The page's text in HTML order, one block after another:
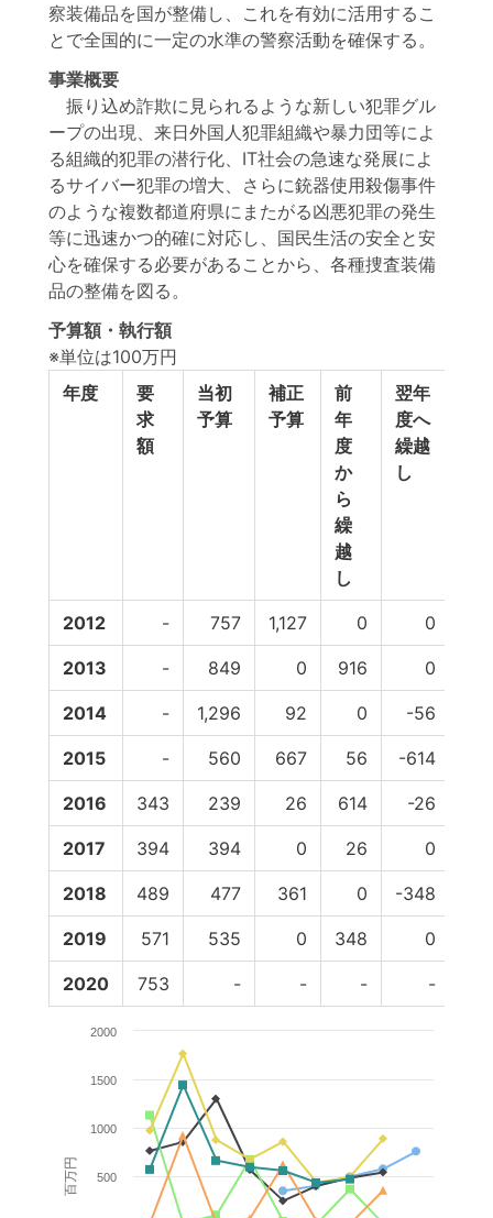
察装備品を国が整備し、これを有効に活用するこ
とで全国的に一定の水準の警察活動を確保する。
事業概要
振り込め詐欺に見られるような新しい犯罪グル
ープの出現、来日外国人犯罪組織や暴力団等によ
る組織的犯罪の潜行化、IT社会の急速な発展によ
るサイバー犯罪の増大、さらに銃器使用殺傷事件
のような複数都道府県にまたがる凶悪犯罪の発生
等に迅速かつ的確に対応し、国民生活の安全と安
心を確保する必要があることから、各種捜査装備
品の整備を図る。
予算額・執行額
※単位は100万円
年度
要
求
額
当初
予算
補正
予算
前
年
度
か
ら
繰
越
し
翌年
度へ
繰越
し
2012 - 757 1,127 0 0
2013 - 849 0 916 0
2014 - 1,296 92 0 -56
2015 - 560 667 56 -614
2016 343 239 26 614 -26
2017 394 394 0 26 0
2018 489 477 361 0 -348
2019 571 535 0 348 0
2020 753 - - - -
百万円 500
1000
1500
2000